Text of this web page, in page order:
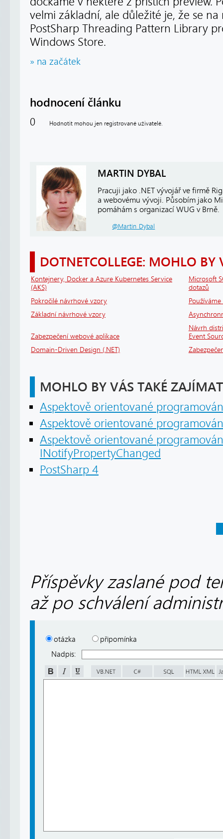
velmi základní, ale důležité je, že se
PostSharp Threading Pattern Library
Windows Store.
» na začátek
hodnocení článku
0 Hodnotit mohou jen registrované uživatelé.
MARTIN DYBAL
Pracuji jako .NET vývojář ve firmě
a webovému vývoji. Působím jako
pomáhám s organizací WUG v Brně.
@Martin_Dybal
DOTNETCOLLEGE: MOHLO BY
Kontejnery, Docker a Azure Kubernetes Service
(AKS)
Microsoft
dotazů
Pokročilé návrhové vzory
Základní návrhové vzory
Zabezpečení webové aplikace
Návrh
Event
Domain-Driven Design (.NET)
MOHLO BY VÁS TAKÉ ZAJÍMAT
Aspektově orientované
Aspektově orientované
Aspektově orientované
INotifyPropertyChanged
PostSharp 4
Příspěvky zaslané pod
až po schválení
otázka
připomínka
Nadpis: